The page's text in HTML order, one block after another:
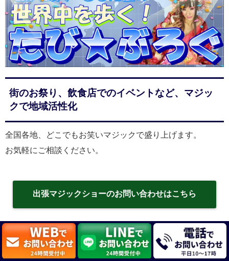
街のお祭り、飲食店でのイベントなど、マジッ
クで地域活性化
全国各地、どこでもお笑いマジックで盛り上げます。
お気軽にご相談ください。
出張マジックショーのお問い合わせはこちら
出張マジック 対応地域